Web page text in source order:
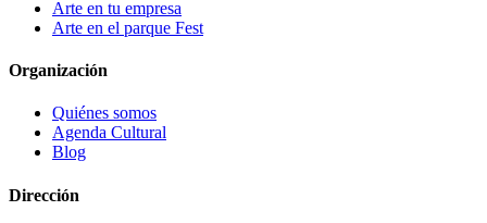
Arte en tu empresa
Arte en el parque Fest
Organización
Quiénes somos
Agenda Cultural
Blog
Dirección